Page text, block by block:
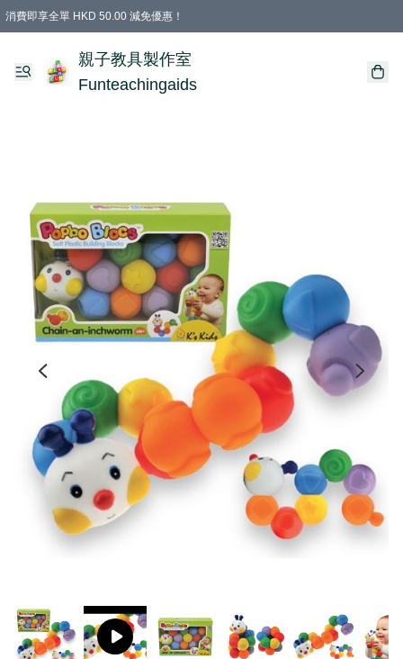
消費即享全單 HKD 50.00 減免優惠！
購物滿 HKD 699.00即享免運費優惠！（適用於 特定的送貨方式 )
凡購物滿HKD 699.00，即享免費禮品
親子教具製作室
Funteachingaids